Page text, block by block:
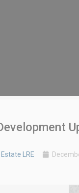
Estate LRE